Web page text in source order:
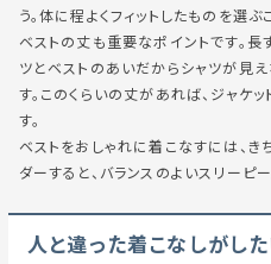
う。体に程よくフィットしたものを選ぶ
ベストの丈も重要なポイントです。長
ツとベストのあいだからシャツが見
す。このくらいの丈があれば、ジャケ
す。
ベストをおしゃれに着こなすには、
ダーすると、バランスのよいスリーピ
人と違った着こなしがし